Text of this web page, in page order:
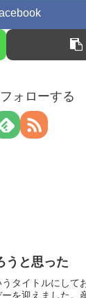
ォローする
うと思った
タイトルにし
を迎えました。